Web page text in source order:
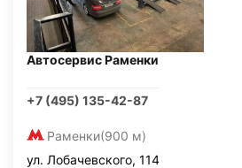
Автосервис Раменки
+7 (495) 135-42-87
Раменки(900 м)
ул. Лобачевского, 114